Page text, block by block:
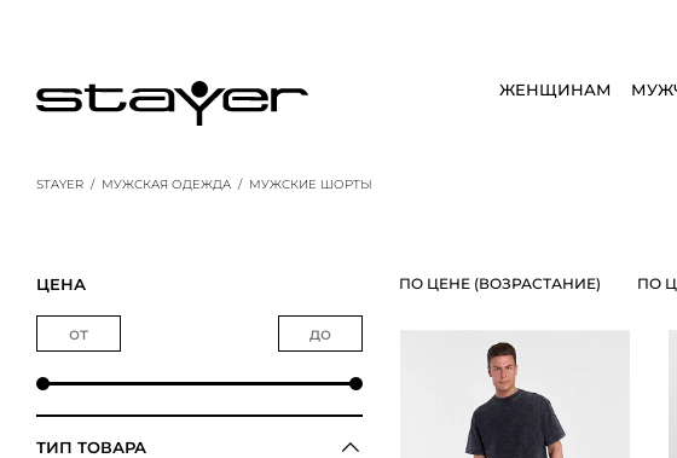
ЖЕНЩИНАМ
STAYER / МУЖСКАЯ ОДЕЖДА / МУЖСКИЕ ШОРТЫ
ЦЕНА
ТИП ТОВАРА
ПО ЦЕНЕ (ВОЗРАСТАНИЕ) ПО